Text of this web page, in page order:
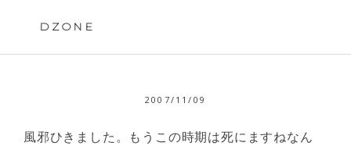
DZONE
2007/11/09
風邪ひきました。もうこの時期は死にますねなん